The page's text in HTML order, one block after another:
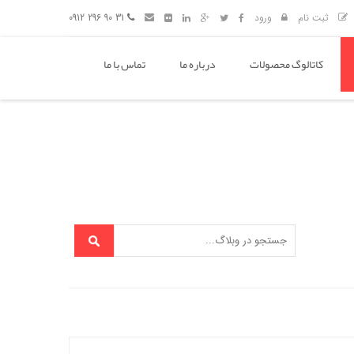
ثبت نام ورود
کاتالوگ محصولات درباره ما تماس با ما